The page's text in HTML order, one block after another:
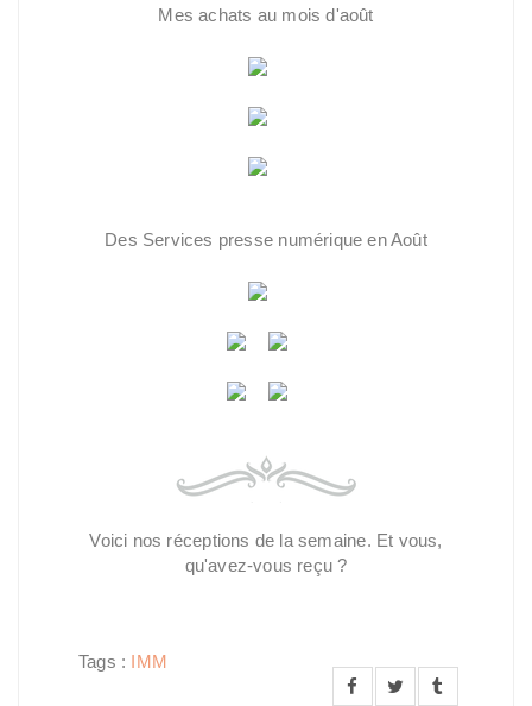
Mes achats au mois d'août
Des Services presse numérique en Août
Voici nos réceptions de la semaine. Et vous,
qu'avez-vous reçu ?
Tags : IMM